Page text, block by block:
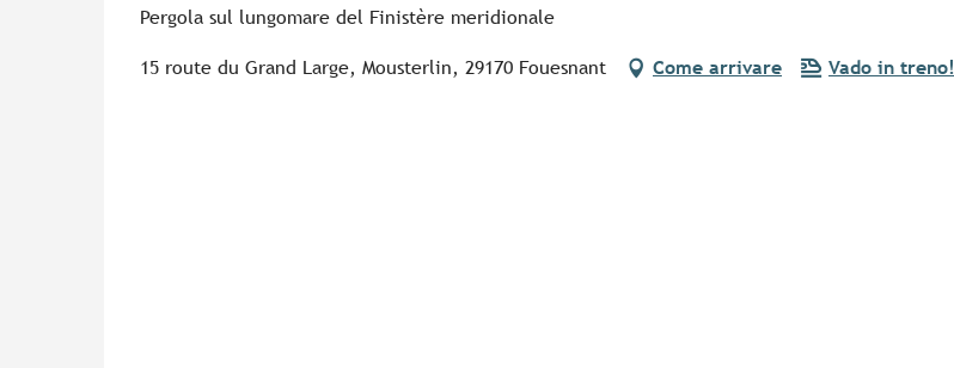
Pergola sul lungomare del Finistère meridionale
15 route du Grand Large, Mousterlin, 29170 Fouesnant Come arrivare Vado in treno!